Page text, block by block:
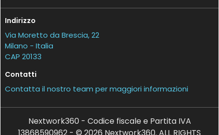
Indirizzo
Via Moretto da Brescia, 22
Milano - Italia
CAP 20133
Contatti
Contatta il nostro team per maggiori informazioni
Nextwork360 - Codice fiscale e Partita IVA
13868590962 - © 2026 Nextwork360. ALL RIGHTS